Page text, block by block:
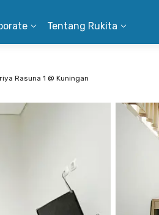
Tentang Rukita
Rasuna 1 @ Kuningan